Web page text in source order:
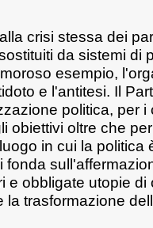
crisi stessa dei
da sistemi di
esempio,
e l'antitesi. Il
politica, per i
obiettivi oltre che
in cui la politica
e obbligate utopie
la trasformazione